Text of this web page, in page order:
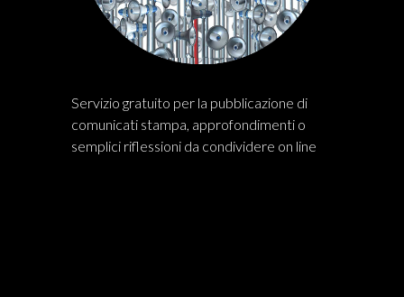
Servizio gratuito per la pubblicazione di
comunicati stampa, approfondimenti o
semplici riflessioni da condividere on line